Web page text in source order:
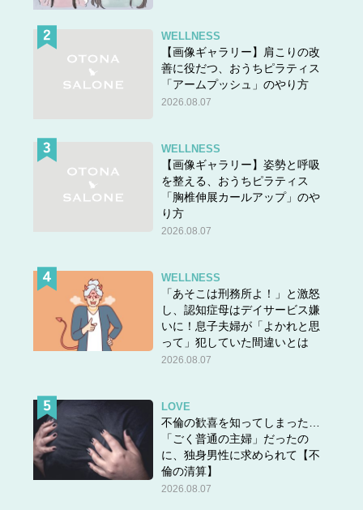
WELLNESS
【画像ギャラリー】肩こりの改
善に役だつ、おうちピラティス
「アームプッシュ」のやり方
2026.08.07
WELLNESS
【画像ギャラリー】姿勢と呼吸
を整える、おうちピラティス
「胸椎伸展カールアップ」のや
り方
2026.08.07
WELLNESS
「あそこは刑務所よ！」と激怒
し、認知症母はデイサービス嫌
いに！息子夫婦が「よかれと思
って」犯していた間違いとは
2026.08.07
LOVE
不倫の歓喜を知ってしまった…
「ごく普通の主婦」だったの
に、独身男性に求められて【不
倫の清算】
2026.08.07